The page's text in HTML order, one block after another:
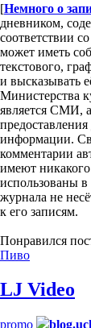
[Немного о
дневником,
соответствии
может иметь
текстового,
и высказывать
Министерства
является СМИ,
информации.
комментарии
имеют
использованы в
журнала не
к его записям.
Понравился
Пиво
LJ Video
promo